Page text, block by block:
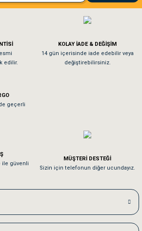
teşekkürler
ve paketlemesine bayıldım
Uygun fiyatta olması iyi.
gün elime ulaştı. Jack russell köpeğim
edilir.
KOLAY İADE & DEĞİŞİM
14 gün içerisinde iade edebilir veya
değiştirebilirsiniz.
geçerli
ile güvenli
MÜŞTERİ DESTEĞİ
Sizin için telefonun diğer ucundayız.